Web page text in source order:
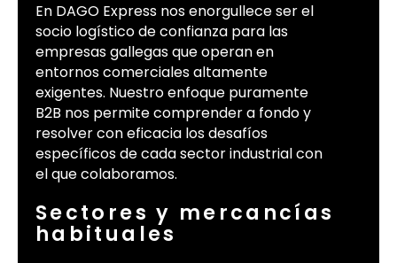
En DAGO Express nos enorgullece ser el
socio logístico de confianza para las
empresas gallegas que operan en
entornos comerciales altamente
exigentes. Nuestro enfoque puramente
B2B nos permite comprender a fondo y
resolver con eficacia los desafíos
específicos de cada sector industrial con
el que colaboramos.
Sectores y mercancías
habituales